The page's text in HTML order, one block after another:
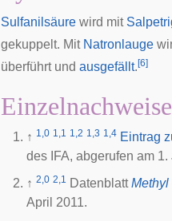
Sulfanilsäure wird mit
gekuppelt. Mit Natronlauge
überführt und ausgefällt. [6]
Einzelnachweise
↑ 1,0 1,1 1,2 1,3 1,4 Eintrag
des IFA, abgerufen am
↑ 2,0 2,1 DatenblattMethyl
April 2011.